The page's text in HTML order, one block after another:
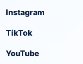
Instagram
TikTok
YouTube